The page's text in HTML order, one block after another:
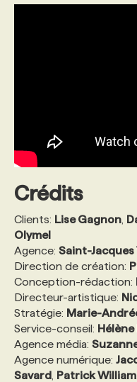
Crédits
Clients: Lise Gagnon
Olymel
Agence: Saint-Jacques
Direction de création:
Conception-rédaction:
Directeur-artistique:
Stratégie: Marie-
Service-conseil:
Agence média:
Agence numérique:
Savard Patrick